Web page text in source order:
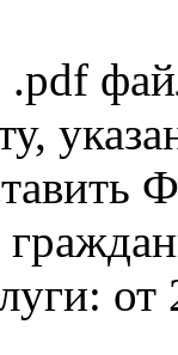
от